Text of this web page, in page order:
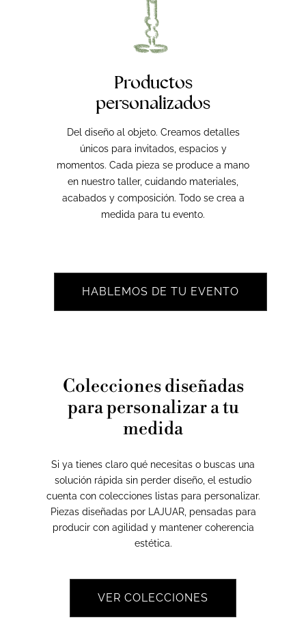
Productos
personalizados
Del diseño al objeto. Creamos detalles
únicos para invitados, espacios y
momentos. Cada pieza se produce a mano
en nuestro taller, cuidando materiales,
acabados y composición. Todo se crea a
medida para tu evento.
HABLEMOS DE TU EVENTO
Colecciones diseñadas
para personalizar a tu
medida
Si ya tienes claro qué necesitas o buscas una
solución rápida sin perder diseño, el estudio
cuenta con colecciones listas para personalizar.
Piezas diseñadas por LAJUAR, pensadas para
producir con agilidad y mantener coherencia
estética.
VER COLECCIONES